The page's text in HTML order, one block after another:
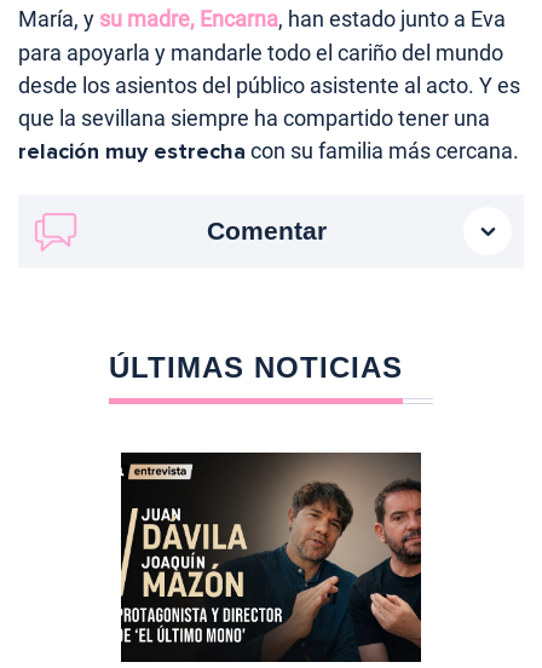
María, y su madre, Encarna, han estado junto a Eva
para apoyarla y mandarle todo el cariño del mundo
desde los asientos del público asistente al acto. Y es
que la sevillana siempre ha compartido tener una
relación muy estrecha con su familia más cercana.
Comentar
ÚLTIMAS NOTICIAS